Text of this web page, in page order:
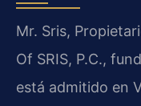
Mr. Sris,
Of SRIS, P.C.,
está admitido en